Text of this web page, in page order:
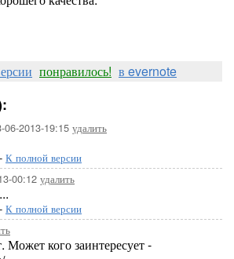
понравилось! в evernote
06-2013-19:15 удалить
- К полной версии
00:12 удалить
- К полной версии
кого заинтересует -